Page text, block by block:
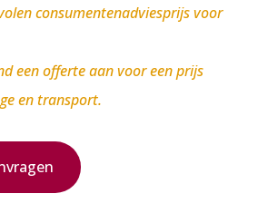
consumentenadviesprijs voor
een offerte aan voor een prijs
en transport.